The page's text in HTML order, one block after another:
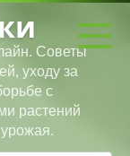
Советы
уходу за
с
растений